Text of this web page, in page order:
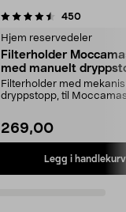
450
Hjem reservedeler
Filterholder
med manuelt
Filterholder med
dryppstopp, til
269,00
Legg i handlekurv
3.5 av 5 stjerner